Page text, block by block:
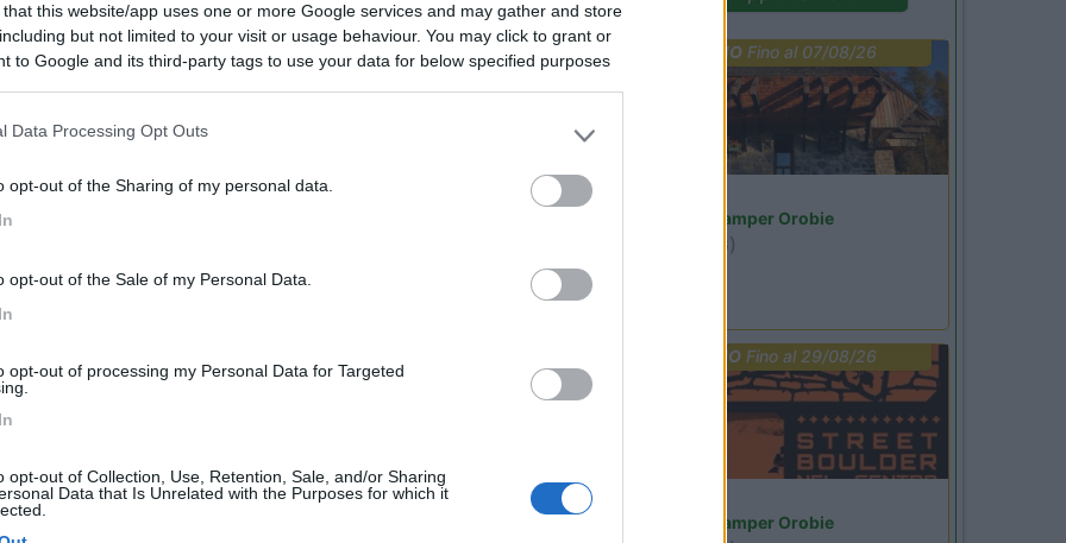
that this website/app uses one or more Google services and may gather and store
but not limited to your visit or usage behaviour. You may click to grant or
to Google and its third-party tags to use your data for below specified purposes
Data Processing Opt Outs
opt-out of the Sharing of my personal data.
opt-out of the Sale of my Personal Data.
opt-out of processing my Personal Data for Targeted
opt-out of Collection, Use, Retention, Sale, and/or Sharing
Data that Is Unrelated with the Purposes for which it
Albinia e situato direttamente sul mare, il vil...
- 59.2km
(GR) - 59.5km
km 154,2, Fraz. Albinia
4,4
Posizione
PROMOFino al 07/08/26
Area Sosta Camper Orobie
(BG)
PROMO Fino al 29/08/26
Area Sosta Camper Orobie